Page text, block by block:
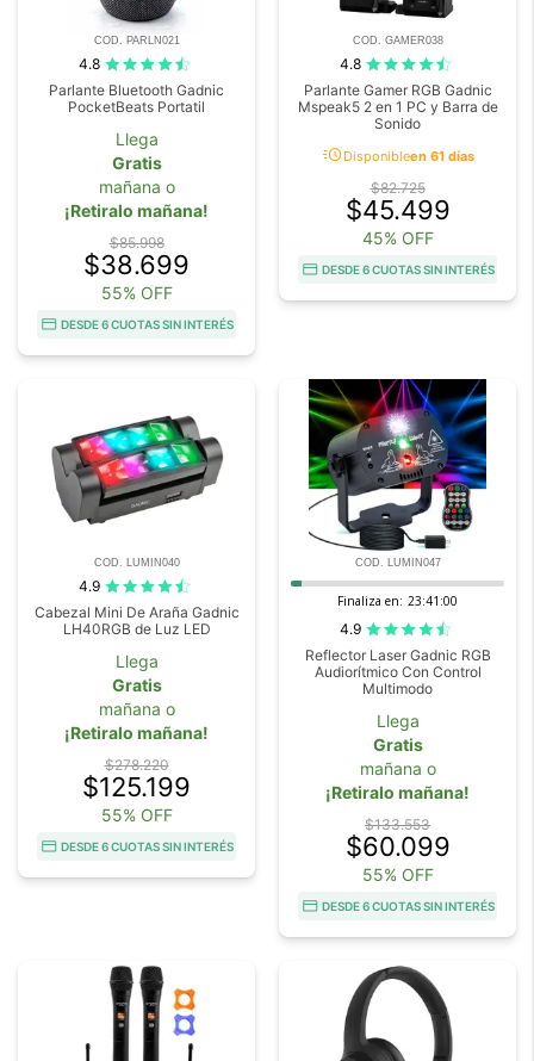
COD. PARLN021
4.8
Parlante Bluetooth Gadnic
PocketBeats Portatil
Llega
Gratis
mañana o
¡Retiralo mañana!
$85.998
$38.699
55% OFF
DESDE 6 CUOTAS SIN INTERÉS
COD. GAMER038
4.8
Parlante Gamer RGB Gadnic
Mspeak5 2 en 1 PC y Barra de
Sonido
acuteDisponibleen 61 días
$82.725
$45.499
45% OFF
DESDE 6 CUOTAS SIN INTERÉS
COD. LUMIN040
4.9
Cabezal Mini De Araña Gadnic
LH40RGB de Luz LED
Llega
Gratis
mañana o
¡Retiralo mañana!
$278.220
$125.199
55% OFF
DESDE 6 CUOTAS SIN INTERÉS
COD. LUMIN047
Finaliza en: 23:40:59
4.9
Reflector Laser Gadnic RGB
Audiorítmico Con Control
Multimodo
Llega
Gratis
mañana o
¡Retiralo mañana!
$133.553
$60.099
55% OFF
DESDE 6 CUOTAS SIN INTERÉS